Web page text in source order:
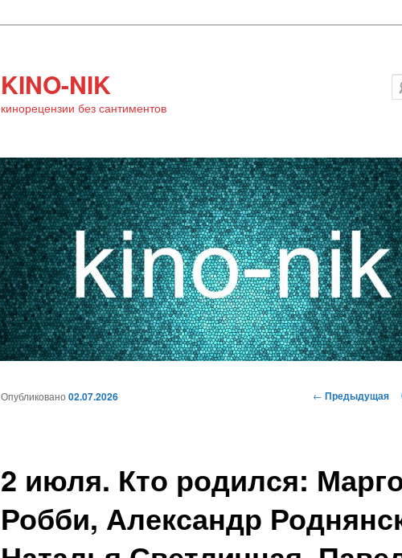
KINO-NIK
кинорецензии без сантиментов
Навигация
← Предыдущая
2 июля. Кто родился:
Робби, Александр
Опубликовано02.07.2026